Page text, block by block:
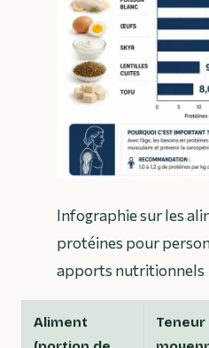
Infographie sur les
protéines pour
apports nutritionnels
Aliment
Teneur